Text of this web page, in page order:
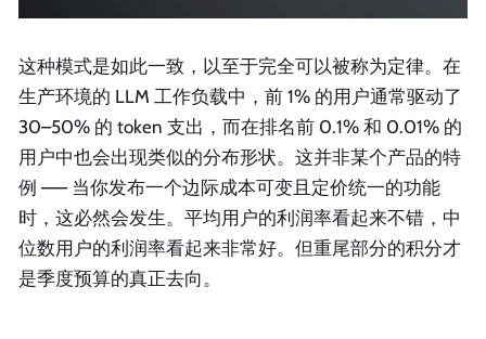
这种模式是如此一致，以至于完全可以被称为定律。在
生产环境的 LLM 工作负载中，前 1% 的用户通常驱动了
30–50% 的 token 支出，而在排名前 0.1% 和 0.01% 的
用户中也会出现类似的分布形状。这并非某个产品的特
例 —— 当你发布一个边际成本可变且定价统一的功能
时，这必然会发生。平均用户的利润率看起来不错，中
位数用户的利润率看起来非常好。但重尾部分的积分才
是季度预算的真正去向。